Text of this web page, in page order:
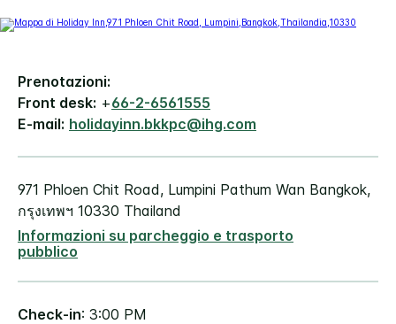
Prenotazioni:
Front desk: +66-2-6561555
E-mail: holidayinn.bkkpc@ihg.com
971 Phloen Chit Road, Lumpini Pathum Wan Bangkok,
กรุงเทพฯ 10330 Thailand
Informazioni su parcheggio e trasporto
pubblico
Check-in: 3:00 PM